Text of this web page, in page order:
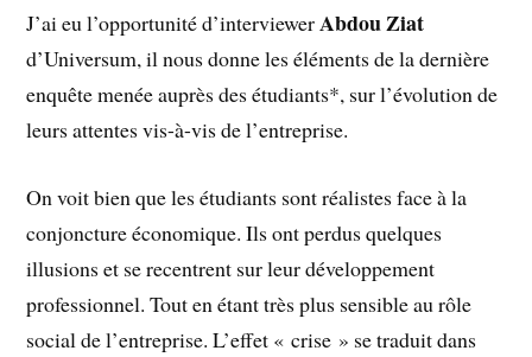
J’ai eu l’opportunité d’interviewerAbdou Ziat
d’Universum, il nous donne les éléments de la dernière
enquête menée auprès des étudiants*, sur l’évolution de
leurs attentes vis-à-vis de l’entreprise.
On voit bien que les étudiants sont réalistes face à la
conjoncture économique. Ils ont perdus quelques
illusions et se recentrent sur leur développement
professionnel. Tout en étant très plus sensible au rôle
social de l’entreprise. L’effet « crise » se traduit dans